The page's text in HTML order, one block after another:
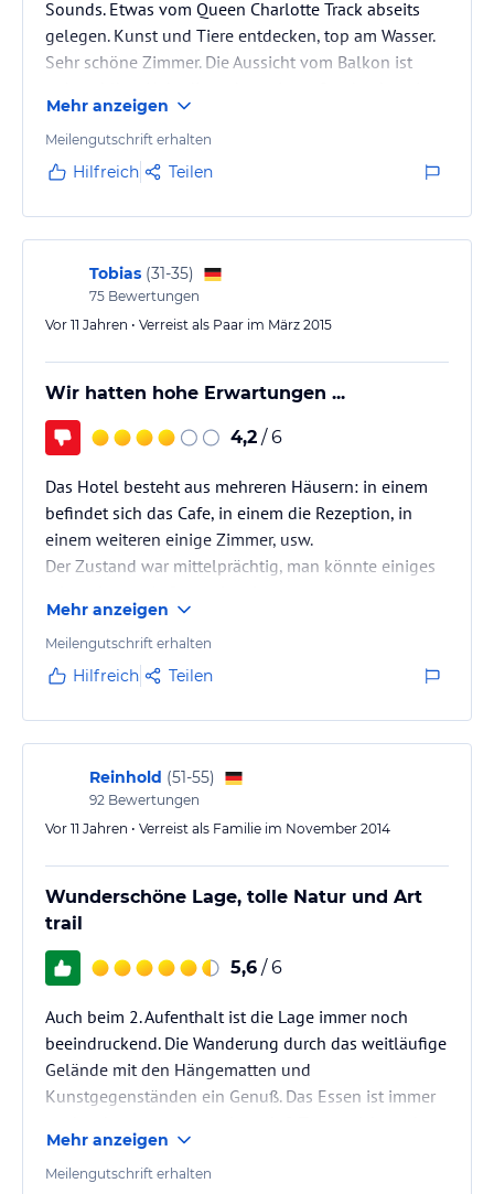
Hinweis: Verfasst von HolidayCheck mit Hilfe von KI. Alle
Angaben ohne Gewähr. Bitte lies vor der Buchung die
Sounds. Etwas vom Queen Charlotte Track abseits
gelegen. Kunst und Tiere entdecken, top am Wasser.
Sehr schöne Zimmer. Die Aussicht vom Balkon ist
warmen Schaumbad liegen, einen Wein trinken und
auf die Sounds gucken.
Mehr anzeigen
Meilengutschrift erhalten
Hilfreich Teilen
Tobias (31-35)
75 Bewertungen
Vor 11 Jahren • Verreist als Paar im März 2015
Wir hatten hohe Erwartungen ...
4,2 / 6
Das Hotel besteht aus mehreren Häusern: in einem
befindet sich das Cafe, in einem die Rezeption, in
einem weiteren einige Zimmer, usw.
Der Zustand war mittelprächtig, man könnte einiges
WLAN war verfügbar, 100 MB pro Gast und
Aufenthalt. Handynetz gab es keines!!
Hauptgrund ist auch das völlige Chaos. Die Karte des
Geländes hilft nicht weiter, da diese völlig
unübersichtlich gestaltet wurde. Ständig trifft man
auf andere Leute, die…
Mehr anzeigen
Meilengutschrift erhalten
Hilfreich Teilen
Reinhold (51-55)
92 Bewertungen
Vor 11 Jahren • Verreist als Familie im November 2014
Wunderschöne Lage, tolle Natur und Art
trail
5,6 / 6
Auch beim 2. Aufenthalt ist die Lage immer noch
beeindruckend. Die Wanderung durch das weitläufige
Gelände mit den Hängematten und
Kunstgegenständen ein Genuß. Das Essen ist immer
so abwechslungsreich.
Mehr anzeigen
Meilengutschrift erhalten